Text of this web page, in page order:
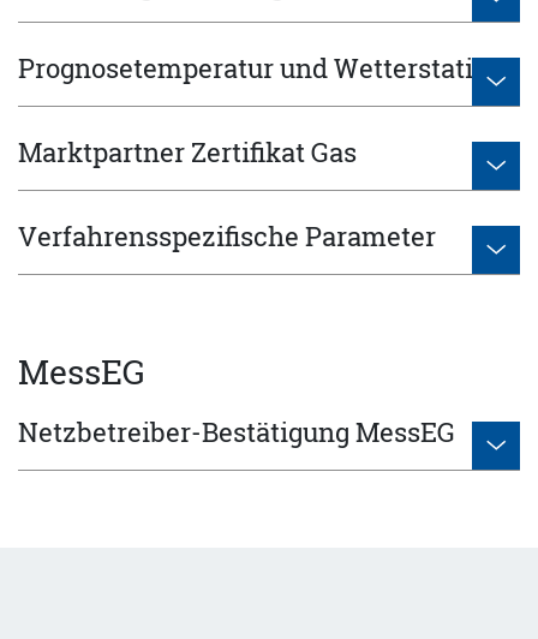
Prognosetemperatur und Wetterstation
Marktpartner Zertifikat Gas
Verfahrensspezifische Parameter
MessEG
Netzbetreiber-Bestätigung MessEG